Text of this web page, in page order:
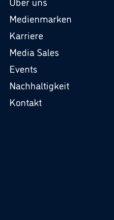
Medienmarken
Karriere
Media Sales
Events
Nachhaltigkeit
Kontakt